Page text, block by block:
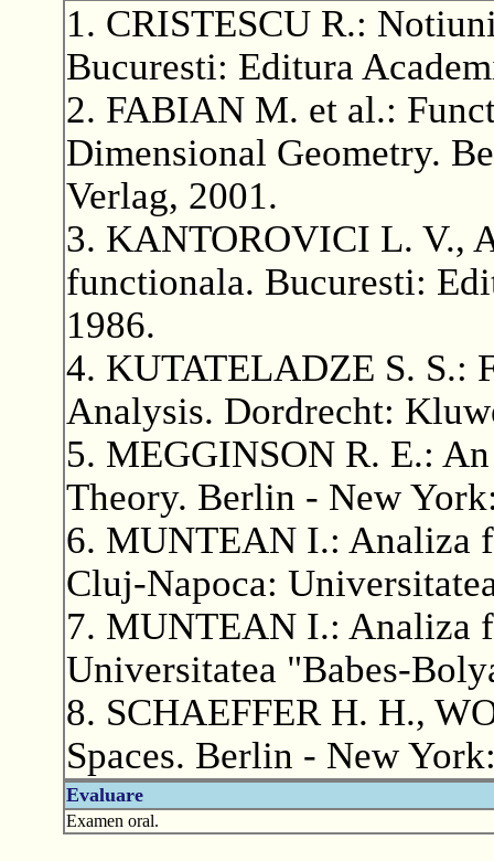
1. CRISTESCU R.:
Bucuresti: Editura
2. FABIAN M. et al.:
Dimensional Geometry.
Verlag, 2001.
3. KANTOROVICI L. V.,
functionala. Bucuresti:
1986.
4. KUTATELADZE S. S.:
Analysis. Dordrecht:
5. MEGGINSON R. E.:
Theory. Berlin - New
6. MUNTEAN I.: Analiza
Cluj-Napoca:
7. MUNTEAN I.: Analiza
Universitatea "Babes-
8. SCHAEFFER H. H.,
Spaces. Berlin - New
Evaluare
Examen oral.